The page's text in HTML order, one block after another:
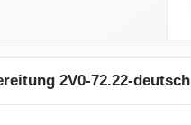
2V0-72.22-deutsch